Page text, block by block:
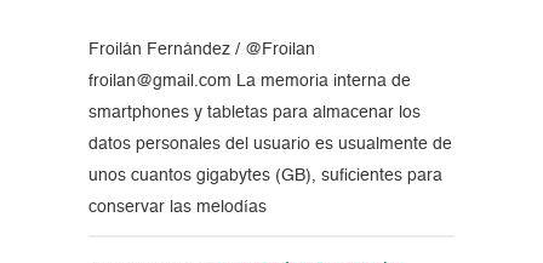
Froilán Fernández / @Froilan
froilan@gmail.com La memoria interna de
smartphones y tabletas para almacenar los
datos personales del usuario es usualmente de
unos cuantos gigabytes (GB), suficientes para
conservar las melodías